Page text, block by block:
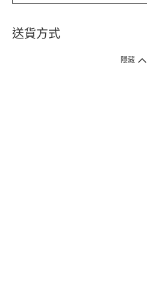
送貨方式
1. 送貨到府（受衛生署條例規管產品除外 ）
隱藏